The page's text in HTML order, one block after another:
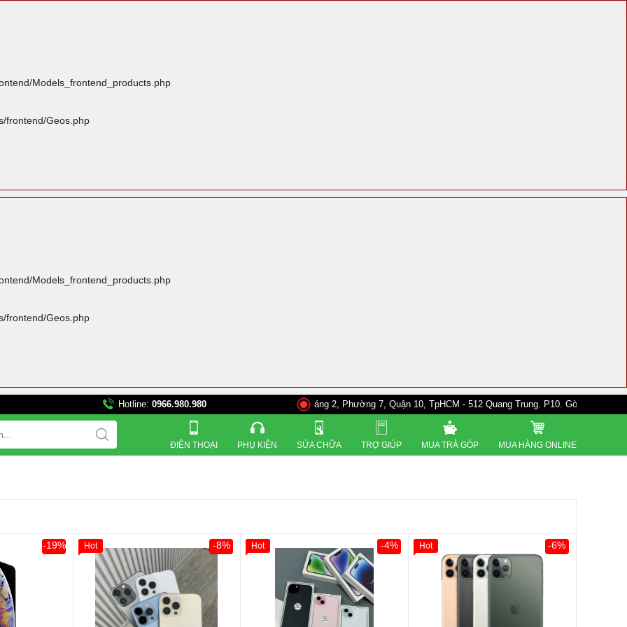
Models_frontend_products.php
frontend/Geos.php
Models_frontend_products.php
frontend/Geos.php
Hotline: 0966.980.980821 Đường 3 tháng 2, Phường 7, Quận 10, TpHCM - 512 Quang Trung. P10. Gò Vấp - 528A Trường
ĐIỆN THOẠI PHỤ KIỆN SỬA CHỮA TRỢ GIÚP MUA TRẢ GÓP MUA HÀNG ONLINE
Khách Hàng
-19%
Giảm 100.000đ
Khách Hàng
Thân Thiết
Tặng
Tặng
-8%
Hot
Giảm 100.000đ
Khách Hàng
Tặng
-4%
Hot
Giảm 100.000đ
Khách Hàng
Thân Thiết
-6%
Hot